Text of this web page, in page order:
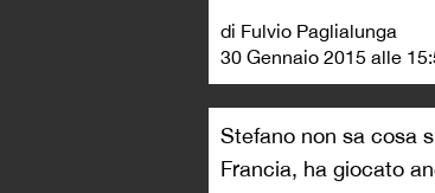
di Fulvio Paglialunga
30 Gennaio 2015 alle
Stefano non sa cosa
Francia, ha giocato